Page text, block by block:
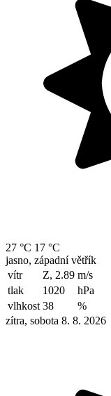
27 °C 17 °C
jasno, západní větřík
vítr
Z, 2.89 m/s
tlak
1020
hPa
vlhkost 38
%
zítra, sobota 8. 8. 2026